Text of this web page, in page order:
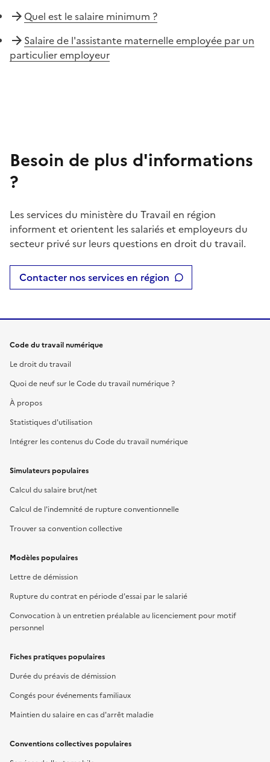
Quel est le salaire minimum ?
Salaire de l'assistante maternelle employée par un
particulier employeur
Besoin de plus d'informations
?
Les services du ministère du Travail en région
informent et orientent les salariés et employeurs du
secteur privé sur leurs questions en droit du travail.
Contacter nos services en région
Code du travail numérique
Le droit du travail
Quoi de neuf sur le Code du travail numérique ?
À propos
Statistiques d'utilisation
Intégrer les contenus du Code du travail numérique
Simulateurs populaires
Calcul du salaire brut/net
Calcul de l'indemnité de rupture conventionnelle
Trouver sa convention collective
Modèles populaires
Lettre de démission
Rupture du contrat en période d'essai par le salarié
Convocation à un entretien préalable au licenciement pour motif
personnel
Fiches pratiques populaires
Durée du préavis de démission
Congés pour événements familiaux
Maintien du salaire en cas d'arrêt maladie
Conventions collectives populaires